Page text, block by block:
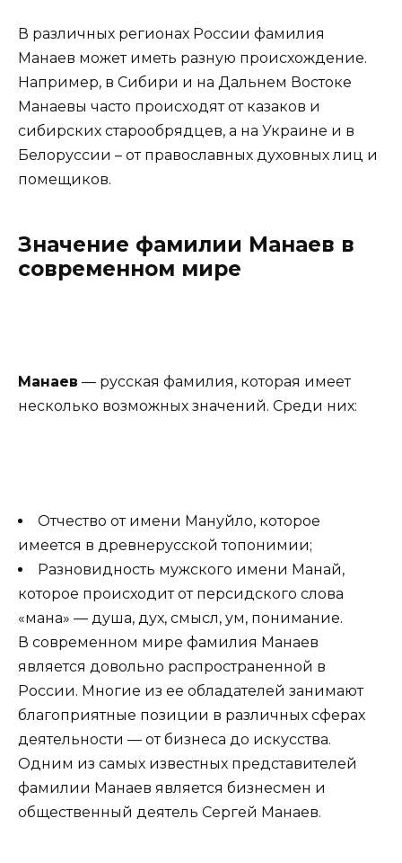
В различных регионах России фамилия
Манаев может иметь разную происхождение.
Например, в Сибири и на Дальнем Востоке
Манаевы часто происходят от казаков и
сибирских старообрядцев, а на Украине и в
Белоруссии – от православных духовных лиц и
помещиков.
Значение фамилии Манаев в
современном мире
Манаев — русская фамилия, которая имеет
несколько возможных значений. Среди них:
Отчество от имени Мануйло, которое
имеется в древнерусской топонимии;
Разновидность мужского имени Манай,
которое происходит от персидского слова
«мана» — душа, дух, смысл, ум, понимание.
В современном мире фамилия Манаев
является довольно распространенной в
России. Многие из ее обладателей занимают
благоприятные позиции в различных сферах
деятельности — от бизнеса до искусства.
Одним из самых известных представителей
фамилии Манаев является бизнесмен и
общественный деятель Сергей Манаев.